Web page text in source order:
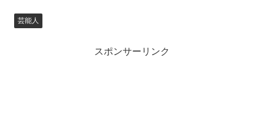
芸能人
スポンサーリンク